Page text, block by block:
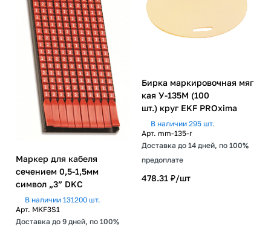
Маркер для кабеля
сечением 0,5-1,5мм
символ „3” DKC
В наличии 131200 шт.
Арт. MKF3S1
Доставка до 9 дней, по 100%
Бирка маркировочная мяг
кая У-135М (100
шт.) круг EKF PROxima
В наличии 295 шт.
Арт. mm-135-r
Доставка до 14 дней, по 100%
предоплате
478.31 ₽/шт